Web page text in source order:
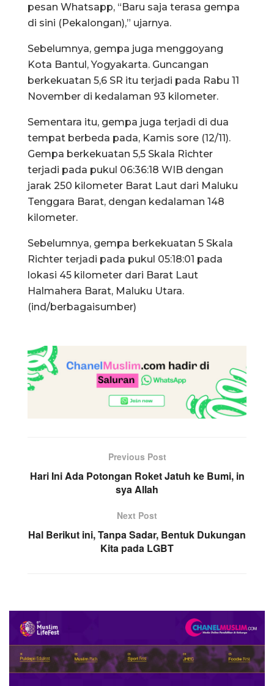
pesan Whatsapp, “Baru saja terasa gempa
di sini (Pekalongan),” ujarnya.
Sebelumnya, gempa juga menggoyang
Kota Bantul, Yogyakarta. Guncangan
berkekuatan 5,6 SR itu terjadi pada Rabu 11
November di kedalaman 93 kilometer.
Sementara itu, gempa juga terjadi di dua
tempat berbeda pada, Kamis sore (12/11).
Gempa berkekuatan 5,5 Skala Richter
terjadi pada pukul 06:36:18 WIB dengan
jarak 250 kilometer Barat Laut dari Maluku
Tenggara Barat, dengan kedalaman 148
kilometer.
Sebelumnya, gempa berkekuatan 5 Skala
Richter terjadi pada pukul 05:18:01 pada
lokasi 45 kilometer dari Barat Laut
Halmahera Barat, Maluku Utara.
(ind/berbagaisumber)
Previous Post
Hari Ini Ada Potongan Roket Jatuh ke Bumi, in
sya Allah
Next Post
Hal Berikut ini, Tanpa Sadar, Bentuk Dukungan
Kita pada LGBT